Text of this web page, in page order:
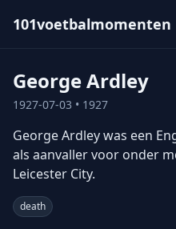
101voetbalmomenten
George Ardley
1927-07-03 • 1927
George Ardley was een
als aanvaller voor onder
Leicester City.
death